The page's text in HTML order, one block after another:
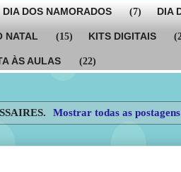
DIA DOS NAMORADOS (7) DIA
NATAL (15) KITS DIGITAIS
ÀS AULAS (22)
. Mostrar todas as postagens